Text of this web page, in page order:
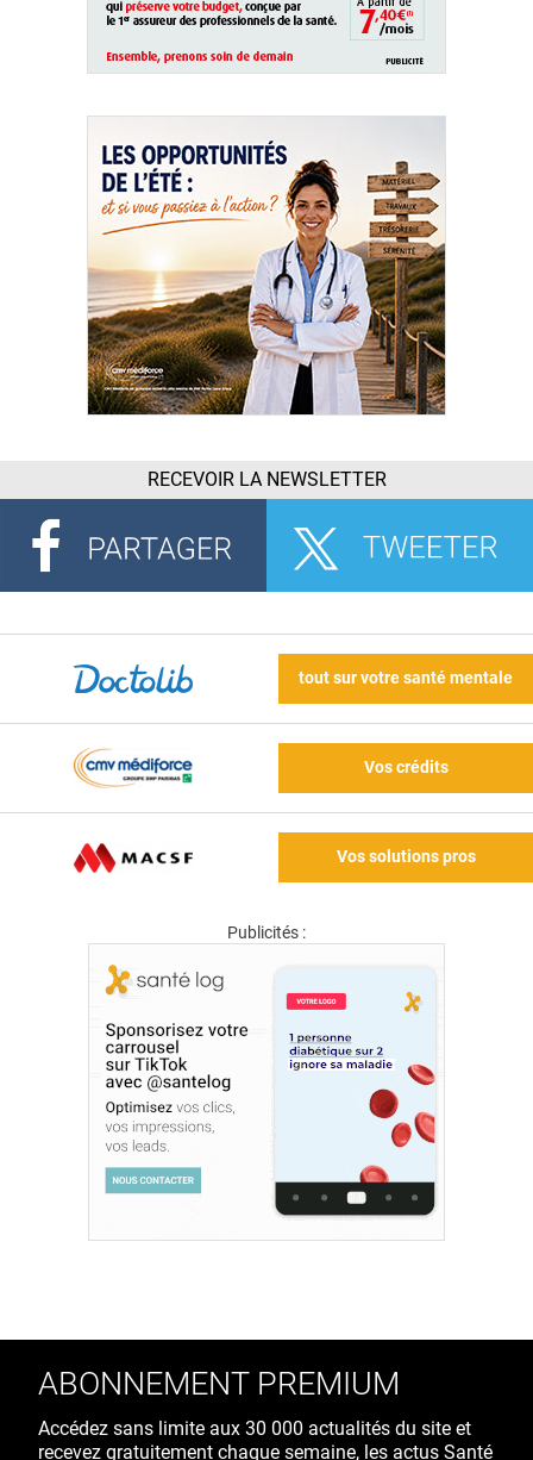
RECEVOIR LA NEWSLETTER
tout sur votre santé mentale
Vos crédits
Vos solutions pros
Publicités :
ABONNEMENT PREMIUM
Accédez sans limite aux 30 000 actualités du site et
recevez gratuitement chaque semaine, les actus Santé